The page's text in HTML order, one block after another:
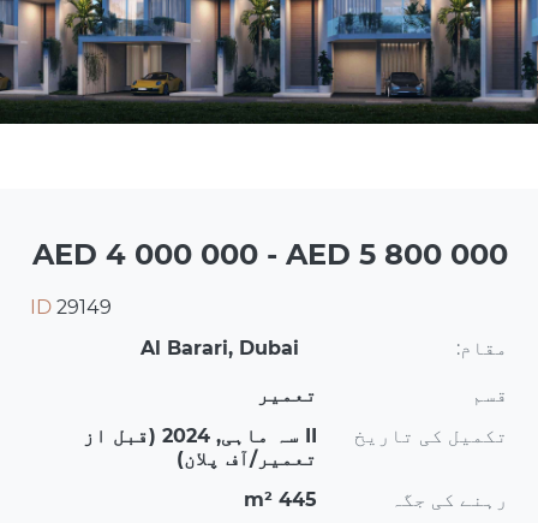
AED 4 000 000 - AED 5 800 000
ID 29149
مقام:
Al Barari, Dubai
قسم
تعمیر
تکمیل کی تاریخ
II سہ ماہی, 2024 (قبل از
تعمیر/آف پلان)
رہنے کی جگہ
445 m²